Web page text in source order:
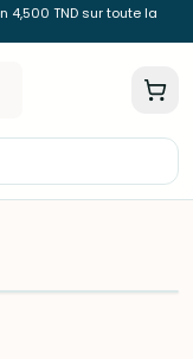
4,500 TND sur toute la